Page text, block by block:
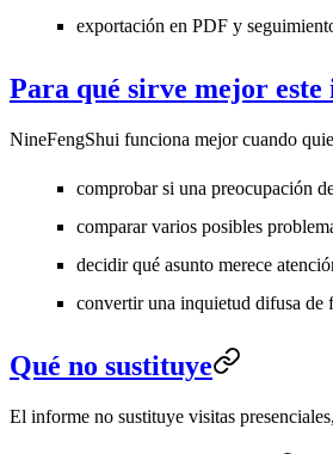
exportación en PDF y
Para qué sirve mejor
NineFengShui funciona mejor cuando
comprobar si una preocupación
comparar varios posibles
decidir qué asunto merece
convertir una inquietud difusa de
Qué no sustituye
El informe no sustituye visitas